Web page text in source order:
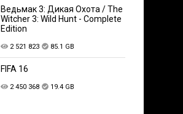
Ведьмак 3: Дикая Охота / The
Witcher 3: Wild Hunt - Complete
Edition
2 521 823 85.1 GB
FIFA 16
2 450 368 19.4 GB